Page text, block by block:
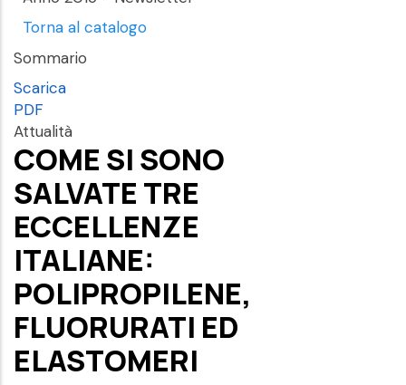
Torna al catalogo
Sommario
Scarica
PDF
Attualità
COME SI SONO
SALVATE TRE
ECCELLENZE
ITALIANE:
POLIPROPILENE,
FLUORURATI ED
ELASTOMERI